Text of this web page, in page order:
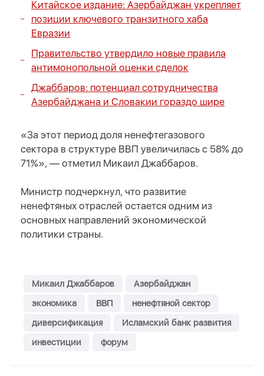
Китайское издание: Азербайджан укрепляет
позиции ключевого транзитного хаба
Евразии
Правительство утвердило новые правила
антимонопольной оценки сделок
Джаббаров: потенциал сотрудничества
Азербайджана и Словакии гораздо шире
«За этот период доля ненефтегазового
сектора в структуре ВВП увеличилась с 58% до
71%», — отметил Микаил Джаббаров.
Министр подчеркнул, что развитие
ненефтяных отраслей остается одним из
основных направлений экономической
политики страны.
Микаил Джаббаров
Азербайджан
экономика
ВВП
ненефтяной сектор
диверсификация
Исламский банк развития
инвестиции
форум